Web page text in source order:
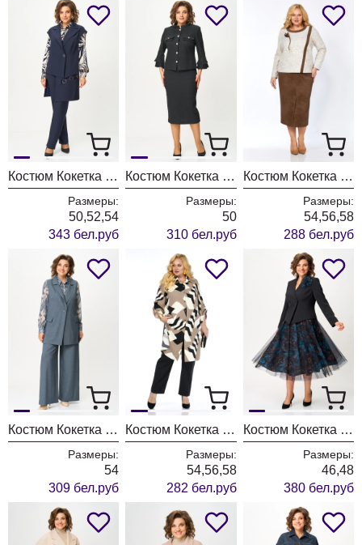
Костюм Кокетка и К 1313
Размеры:
50,52,54
343 бел.руб
Костюм Кокетка и К 1513
Размеры:
50
310 бел.руб
Костюм Кокетка и К 1306
Размеры:
54,56,58
288 бел.руб
Костюм Кокетка и К 1255-1
Размеры:
54
309 бел.руб
Костюм Кокетка и К 1309 черный+бежевый
Размеры:
54,56,58
282 бел.руб
Костюм Кокетка и К 1503
Размеры:
46,48
380 бел.руб